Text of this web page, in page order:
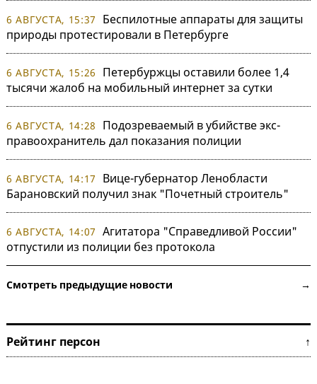
6 АВГУСТА, 15:37
Беспилотные аппараты для защиты
природы протестировали в Петербурге
6 АВГУСТА, 15:26
Петербуржцы оставили более 1,4
тысячи жалоб на мобильный интернет за сутки
6 АВГУСТА, 14:28
Подозреваемый в убийстве экс-
правоохранитель дал показания полиции
6 АВГУСТА, 14:17
Вице-губернатор Ленобласти
Барановский получил знак "Почетный строитель"
6 АВГУСТА, 14:07 Агитатора "Справедливой России"
отпустили из полиции без протокола
Смотреть предыдущие новости →
Рейтинг персон ↑